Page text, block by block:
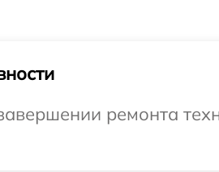
ремонта